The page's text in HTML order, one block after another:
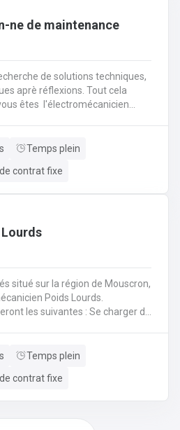
leur véhicule et les réparations à prévoir.
ne de maintenance
de solutions techniques,
réflexions. Tout cela
êtes l'électromécanicien
en intervention directe
Temps plein
contrat fixe
situé sur la région de Mouscron,
Poids Lourds.
le moteur d’un véhicule et ses
- Inspecter l’ordinateur de
Temps plein
contrat fixe